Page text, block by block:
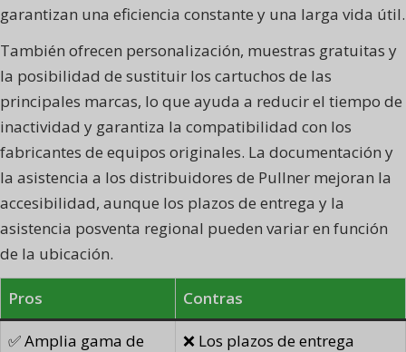
garantizan una eficiencia constante y una larga vida útil.
También ofrecen personalización, muestras gratuitas y
la posibilidad de sustituir los cartuchos de las
principales marcas, lo que ayuda a reducir el tiempo de
inactividad y garantiza la compatibilidad con los
fabricantes de equipos originales. La documentación y
la asistencia a los distribuidores de Pullner mejoran la
accesibilidad, aunque los plazos de entrega y la
asistencia posventa regional pueden variar en función
de la ubicación.
Pros Contras
✅ Amplia gama de
❌ Los plazos de entrega